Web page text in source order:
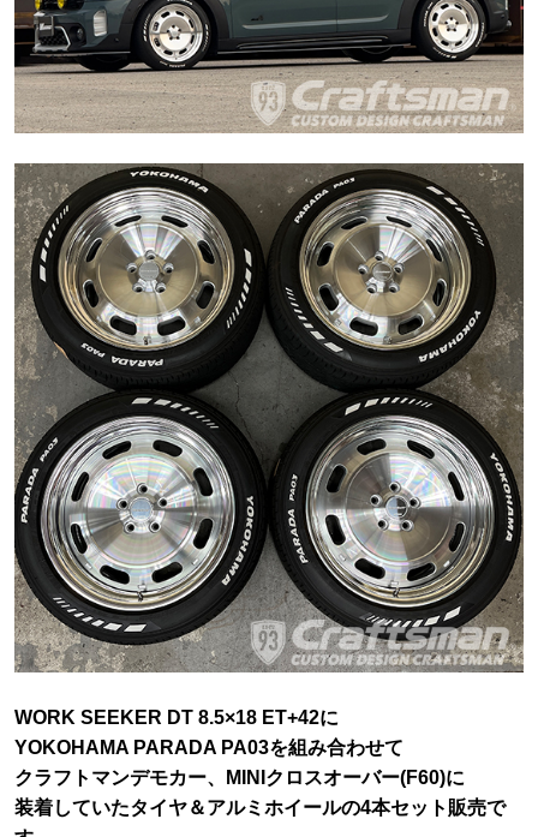
WORK SEEKER DT 8.5×18 ET+42に
YOKOHAMA PARADA PA03を組み合わせて
クラフトマンデモカー、MINIクロスオーバー(F60)に
装着していたタイヤ＆アルミホイールの4本セット販売で